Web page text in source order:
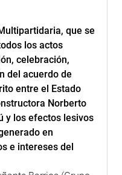
que se
los actos
celebración,
del acuerdo de
entre el Estado
Norberto
y los efectos lesivos
en
e intereses del